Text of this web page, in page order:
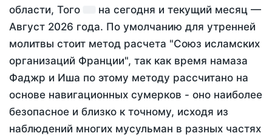
области, Того
на сегодня и текущий месяц —
Август 2026 года. По умолчанию для утренней
молитвы стоит метод расчета "Союз исламских
организаций Франции", так как время намаза
Фаджр и Иша по этому методу рассчитано на
основе навигационных сумерков - оно наиболее
безопасное и близко к точному, исходя из
наблюдений многих мусульман в разных частях